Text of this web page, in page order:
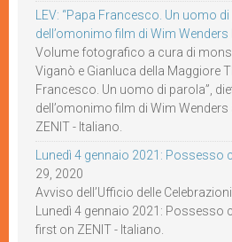
LEV: “Papa Francesco. Un uomo
dell’omonimo film di Wim Wenders
Volume fotografico a cura di
Viganò e Gianluca della Maggiore
Francesco. Un uomo di parola”,
dell’omonimo film di Wim
ZENIT - Italiano.
Lunedì 4 gennaio 2021: Possesso
29, 2020
Avviso dell’Ufficio delle
Lunedì 4 gennaio 2021: Possesso
first on ZENIT - Italiano.